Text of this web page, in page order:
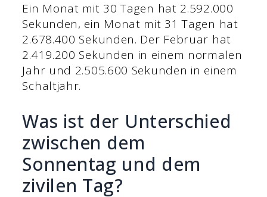
Ein Monat mit 30 Tagen hat 2.592.000
Sekunden, ein Monat mit 31 Tagen hat
2.678.400 Sekunden. Der Februar hat
2.419.200 Sekunden in einem normalen
Jahr und 2.505.600 Sekunden in einem
Schaltjahr.
Was ist der Unterschied
zwischen dem
Sonnentag und dem
zivilen Tag?